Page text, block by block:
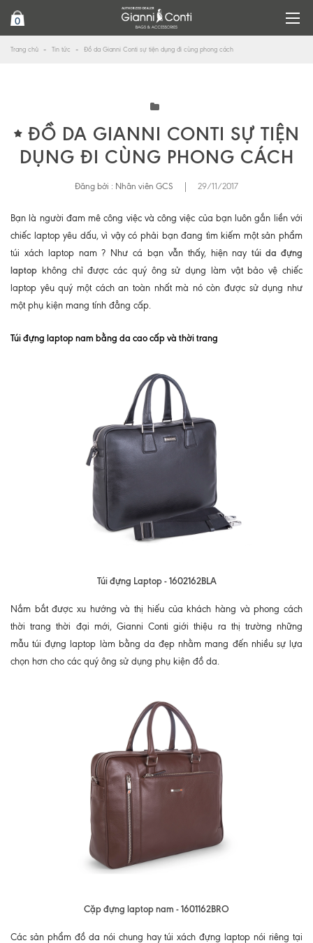
0
Trang chủ Tin tức Đồ da Gianni Conti sự tiện dụng đi cùng phong cách
ĐỒ DA GIANNI CONTI SỰ TIỆN
DỤNG ĐI CÙNG PHONG CÁCH
Đăng bởi : Nhân viên GCS 29/11/2017
Bạn là người đam mê công việc và công việc của bạn luôn gắn liền với
chiếc laptop yêu dấu, vì vậy có phải bạn đang tìm kiếm một sản phẩm
túi xách laptop nam ? Như cá bạn vẫn thấy, hiện naytúi da đựng
laptop không chỉ được các quý ông sử dụng làm vật bảo vệ chiếc
laptop yêu quý một cách an toàn nhất mà nó còn được sử dụng như
một phụ kiện mang tính đẳng cấp.
Túi đựng laptop nam bằng da cao cấp và thời trang
Túi đựng Laptop - 1602162BLA
Nắm bắt được xu hướng và thị hiếu của khách hàng và phong cách
thời trang thời đại mới, Gianni Conti giới thiệu ra thị trường những
mẫu túi đựng laptop làm bằng da đẹp nhằm mang đến nhiều sự lựa
chọn hơn cho các quý ông sử dụng phụ kiện đồ da.
Cặp đựng laptop nam - 1601162BRO
Các sản phẩm đồ da nói chung hay túi xách đựng laptop nói riêng tại